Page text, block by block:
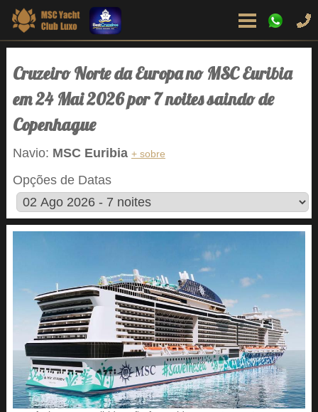
Cruzeiro Norte da Europa no MSC Euribia
em 24 Mai 2026 por 7 noites saindo de
Copenhague
Navio: MSC Euribia + sobre
Opções de Datas